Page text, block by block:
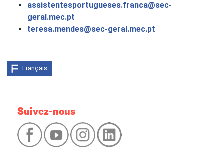
assistentesportugueses.franca@sec-
geral.mec.pt
teresa.mendes@sec-geral.mec.pt
Français
Suivez-nous